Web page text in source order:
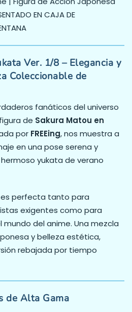
EN CAJA DE
Ver. 1/8 – Elegancia y
Coleccionable de
fanáticos del universo
de Sakura Matou en
por FREEing, nos muestra a
en una pose serena y
yukata de verano
es perfecta tanto para
exigentes como para
del anime. Una mezcla
y belleza estética,
rebajada por tiempo
de Alta Gama